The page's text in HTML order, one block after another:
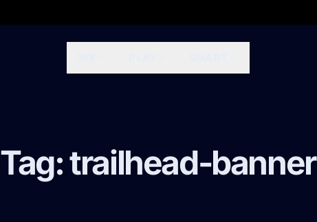
Tag: trailhead-banner